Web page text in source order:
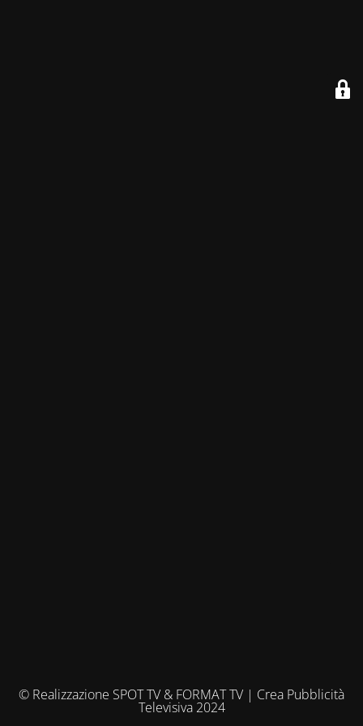
© Realizzazione SPOT TV & FORMAT TV | Crea Pubblicità
Televisiva 2024